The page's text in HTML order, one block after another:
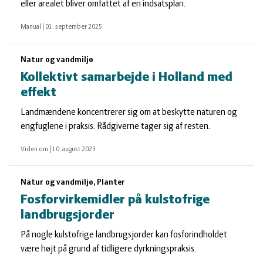
eller arealet bliver omfattet af en indsatsplan.
Manual 01. september 2025
Natur og vandmiljø
Kollektivt samarbejde i Holland med
effekt
Landmændene koncentrerer sig om at beskytte naturen og
engfuglene i praksis. Rådgiverne tager sig af resten.
Viden om 10. august 2023
Natur og vandmiljø, Planter
Fosforvirkemidler på kulstofrige
landbrugsjorder
På nogle kulstofrige landbrugsjorder kan fosforindholdet
være højt på grund af tidligere dyrkningspraksis.